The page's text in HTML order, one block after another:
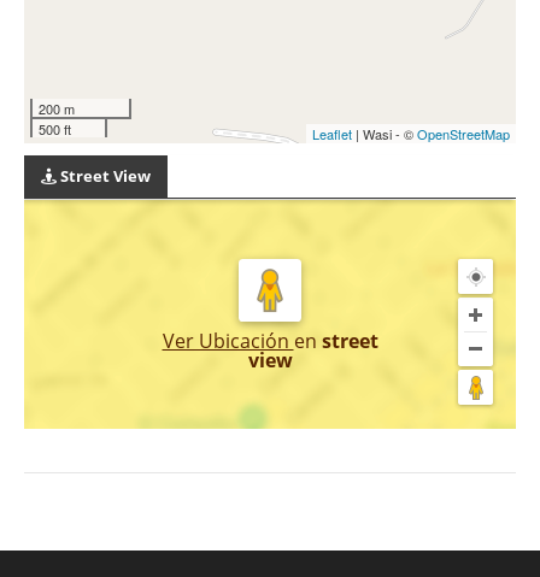
200 m
500 ft
Leaflet | Wasi - ©OpenStreetMap
Street View
Ver Ubicación en street
view